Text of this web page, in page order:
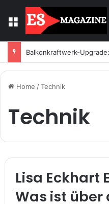
Menu
Balkonkraftwerk-
Home /Technik
Technik
Lisa Eckhart
Was ist über